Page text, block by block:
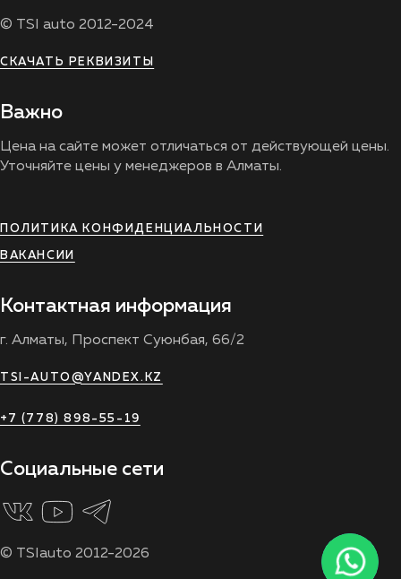
© TSI auto 2012-2024
СКАЧАТЬ РЕКВИЗИТЫ
Важно
Цена на сайте может отличаться от действующей цены.
Уточняйте цены у менеджеров в Алматы.
ПОЛИТИКА КОНФИДЕНЦИАЛЬНОСТИ
ВАКАНСИИ
Контактная информация
г. Алматы, Проспект Суюнбая, 66/2
TSI-AUTO@YANDEX.KZ
+7 (778) 898-55-19
Социальные сети
© TSIauto 2012-2026